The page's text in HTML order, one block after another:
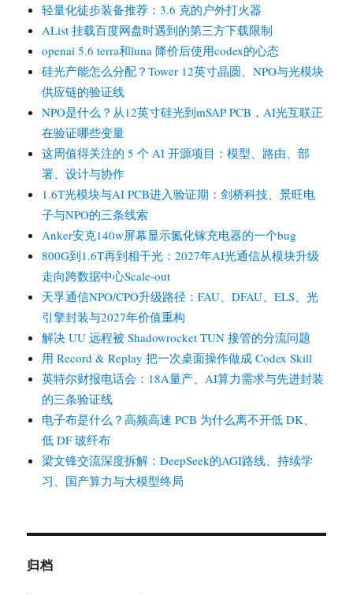
轻量化徒步装备推荐：3.6 克的户外打火器
AList 挂载百度网盘时遇到的第三方下载限制
openai 5.6 terra和luna 降价后使用codex的心态
硅光产能怎么分配？Tower 12英寸晶圆、NPO与光模块
供应链的验证线
NPO是什么？从12英寸硅光到mSAP PCB，AI光互联正
在验证哪些变量
这周值得关注的 5 个 AI 开源项目：模型、路由、部
署、设计与协作
1.6T光模块与AI PCB进入验证期：剑桥科技、景旺电
子与NPO的三条线索
Anker安克140w屏幕显示氮化镓充电器的一个bug
800G到1.6T再到相干光：2027年AI光通信从模块升级
走向跨数据中心Scale-out
天孚通信NPO/CPO升级路径：FAU、DFAU、ELS、光
引擎封装与2027年价值重构
解决 UU 远程被 Shadowrocket TUN 接管的分流问题
用 Record & Replay 把一次桌面操作做成 Codex Skill
英特尔财报电话会：18A量产、AI算力需求与先进封装
的三条验证线
电子布是什么？高频高速 PCB 为什么离不开低 DK、
低 DF 玻纤布
梁文锋交流深度拆解：DeepSeek的AGI路线、持续学
习、国产算力与大模型终局
归档